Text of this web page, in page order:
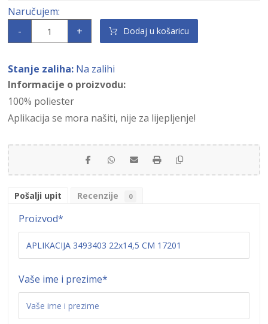
- + Dodaj u košaricu
Stanje zaliha: Na zalihi
Informacije o proizvodu:
100% poliester
Aplikacija se mora našiti, nije za lijepljenje!
Pošalji upit Recenzije 0
Proizvod*
Vaše ime i prezime*